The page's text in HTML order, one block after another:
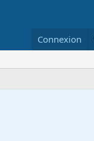
Connexion